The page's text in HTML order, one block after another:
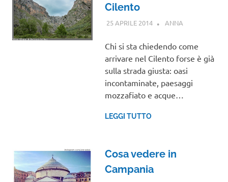
Cilento
25 APRILE 2014 ANNA
Chi si sta chiedendo come
arrivare nel Cilento forse è già
sulla strada giusta: oasi
incontaminate, paesaggi
mozzafiato e acque…
LEGGI TUTTO
Cosa vedere in
Campania